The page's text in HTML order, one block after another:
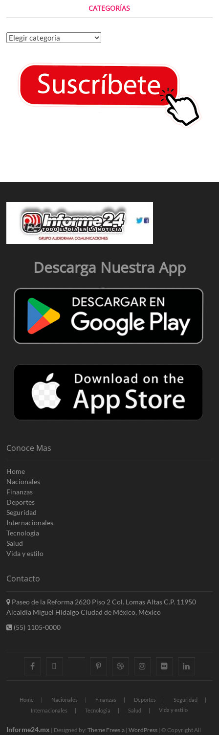
CATEGORÍAS
Categorías
Descarga Nuestra App
Conoce Mas
Home
Nacionales
Finanzas
Deportes
Seguridad
Internacionales
Tecnologia
Salud
Vida y estilo
Contacto
Paseo de la Reforma 2620 Piso 2 Col. Lomas Altas C.P. 11950
Alcaldia Miguel Hidalgo Ciudad de México, México
(55) 1105-0000
facebook googlepluspinterestdribbble instagramflickr linkedin
Home Nacionales Finanzas Deportes
Seguridad
Internacionales
Tecnologia Salud Vida y estilo
Informe24.mx | Designed by:Theme Freesia |WordPress | © Copyright All